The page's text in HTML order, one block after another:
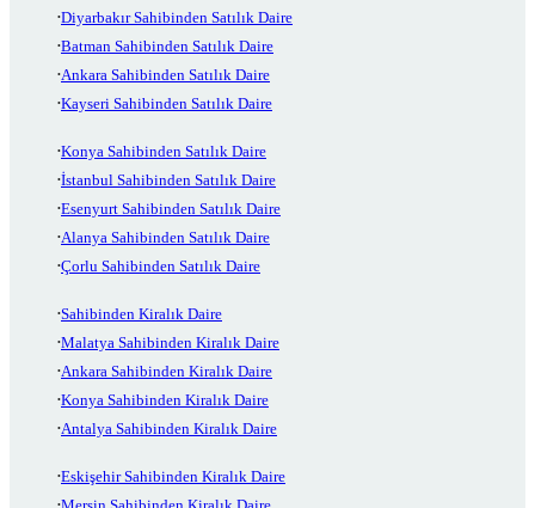
Diyarbakır Sahibinden Satılık Daire
Batman Sahibinden Satılık Daire
Ankara Sahibinden Satılık Daire
Kayseri Sahibinden Satılık Daire
Konya Sahibinden Satılık Daire
İstanbul Sahibinden Satılık Daire
Esenyurt Sahibinden Satılık Daire
Alanya Sahibinden Satılık Daire
Çorlu Sahibinden Satılık Daire
Sahibinden Kiralık Daire
Malatya Sahibinden Kiralık Daire
Ankara Sahibinden Kiralık Daire
Konya Sahibinden Kiralık Daire
Antalya Sahibinden Kiralık Daire
Eskişehir Sahibinden Kiralık Daire